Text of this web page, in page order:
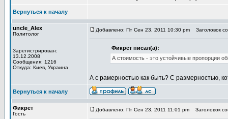
Вернуться к началу
uncle_Alex
Политолог
Зарегистрирован:
13.12.2008
Сообщения: 1216
Откуда: Киев, Украина
Добавлено: Пт Сен 23, 2011 10:30 pm Заголовок
Фикрет писал(а):
А стоимость - это устойчивые пропорции
А с рамерностью как быть? С размерностью,
Вернуться к началу
Фикрет
Гость
Добавлено: Пт Сен 23, 2011 11:01 pm Заголовок